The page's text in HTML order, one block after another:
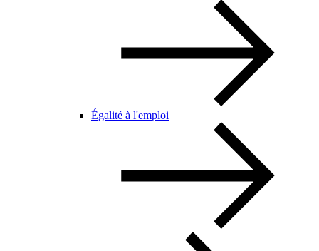
Égalité à l'emploi